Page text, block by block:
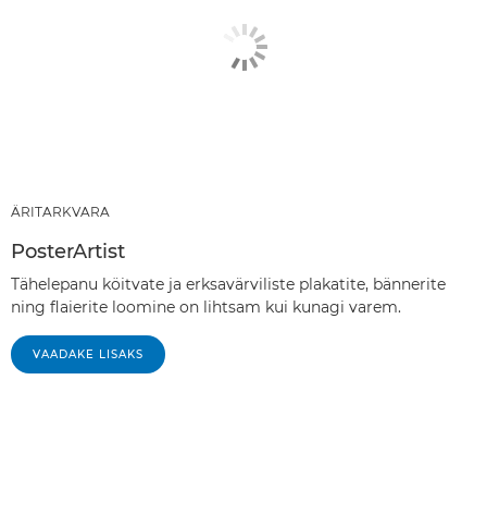
ÄRITARKVARA
PosterArtist
Tähelepanu köitvate ja erksavärviliste plakatite, bännerite
ning flaierite loomine on lihtsam kui kunagi varem.
‎‎VAADAKE LISAKS